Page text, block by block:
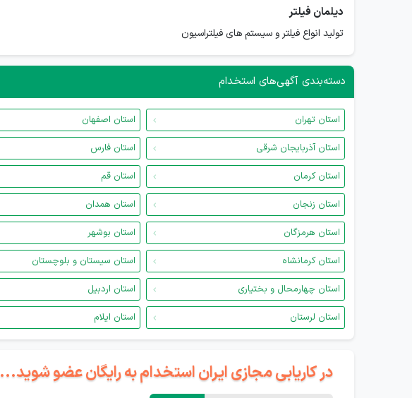
دیلمان فیلتر
تولید انواع فیلتر و سیستم های فیلتراسیون
دسته‌بندی آگهی‌های استخدام
استان تهران استان اصفهان
استان آذربایجان شرقی
استان فارس
استان کرمان
استان قم
استان زنجان
استان همدان
استان هرمزگان
استان بوشهر
استان کرمانشاه
استان سیستان و بلوچستان
استان چهارمحال و بختیاری
استان اردبیل
استان لرستان
استان ایلام
در کاریابی مجازی ایران استخدام به رایگان عضو شوید...